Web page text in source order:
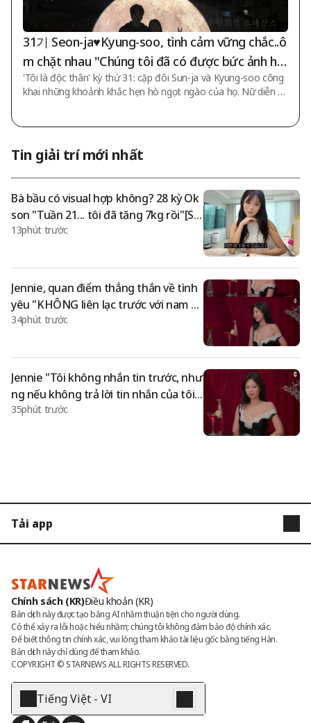
31기 Seon-ja♥Kyung-soo, tình cảm vững chắc..ô
m chặt nhau "Chúng tôi đã có được bức ảnh hai
người"
'Tôi là độc thân' kỳ thứ 31: cặp đôi Sun-ja và Kyung-soo công
khai những khoảnh khắc hẹn hò ngọt ngào của họ. Nữ diễn vi
ang theo ảnh chụp hai người". Trong bức ảnh công khai, có hìn
h ảnh Sून-ja và Kyung-su tạo dáng với mô hình mặt trăng là
m nền. Đặc biệt, Sून-ja đã ôm chặt Kyung-su và nhìn vào mắ
Tin giải trí mới nhất
Bà bầu có visual hợp không? 28 kỳ Ok
son "Tuần 21... tôi đã tăng 7kg rồi"[St
ar Issue]
13phút trước
Jennie, quan điểm thẳng thắn về tình
yêu "KHÔNG liên lạc trước với nam gi
ới..sống chung? Chỉ đến đây thôi"
34phút trước
Jennie "Tôi không nhắn tin trước, như
ng nếu không trả lời tin nhắn của tôi k
ịp thì không được" Thẳng thắn đầy ắp
35phút trước
Tải app
STARPOLL
Chính sách (KR)Điều khoản (KR)
Bản dịch này được tạo bằng AI nhằm thuận tiện cho người dùng.
Có thể xảy ra lỗi hoặc hiểu nhầm; chúng tôi không đảm bảo độ chính xác.
Để biết thông tin chính xác, vui lòng tham khảo tài liệu gốc bằng tiếng Hàn.
Bản dịch này chỉ dùng để tham khảo.
COPYRIGHT © STARNEWS ALL RIGHTS RESERVED.
Tiếng Việt - VI